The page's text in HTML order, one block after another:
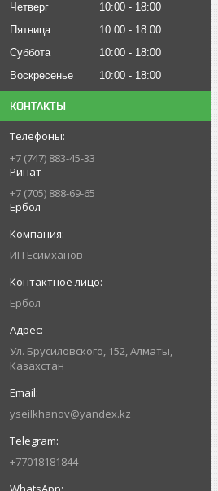
Четверг
10:00
18:00
Пятница
10:00
18:00
Суббота
10:00
18:00
Воскресенье
10:00 18:00
КОНТАКТЫ
+7 (747) 883-45-33
Ринат
+7 (705) 888-69-65
Ербол
ИП Есимxанов
Ербол
Ул. Брусиловского, 152, Алматы,
Казахстан
yseilkhanov@yandex.kz
+77018181844